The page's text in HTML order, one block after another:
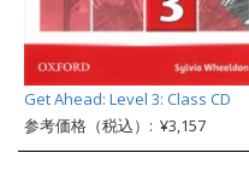
Get Ahead: Level 3: Class CD
参考価格（税込）: ¥3,157